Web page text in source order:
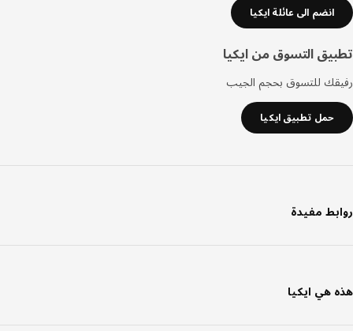
انضم الى عائلة ايكيا
التسوق من ايكيا
للتسوق بحجم الجيب
حمل تطبيق ايكيا
مفيدة
هي ايكيا